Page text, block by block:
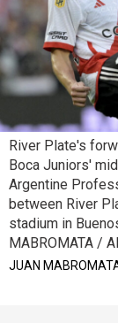
River Plate's
Boca Juniors'
Argentine
between River
stadium in
MABROMATA /
JUAN